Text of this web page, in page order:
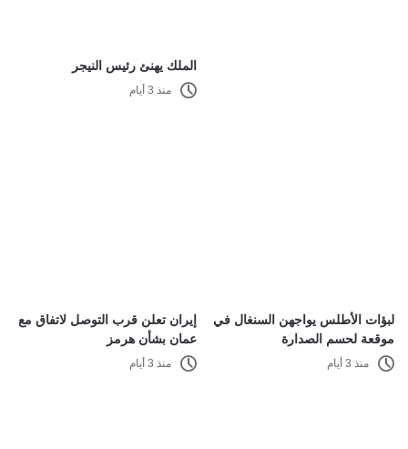
الملك يهنئ رئيس النيجر
منذ 3 أيام
لبؤات الأطلس يواجهن السنغال في
موقعة لحسم الصدارة
منذ 3 أيام
إيران تعلن قرب التوصل لاتفاق مع
عمان بشأن هرمز
منذ 3 أيام